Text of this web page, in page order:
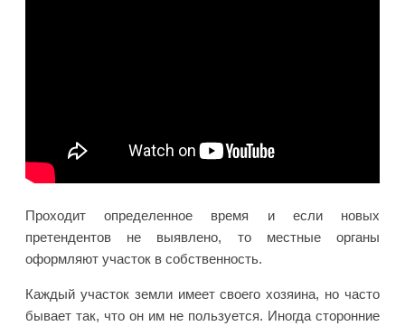
Проходит определенное время и если новых
претендентов не выявлено, то местные органы
оформляют участок в собственность.
Каждый участок земли имеет своего хозяина, но часто
бывает так, что он им не пользуется. Иногда сторонние